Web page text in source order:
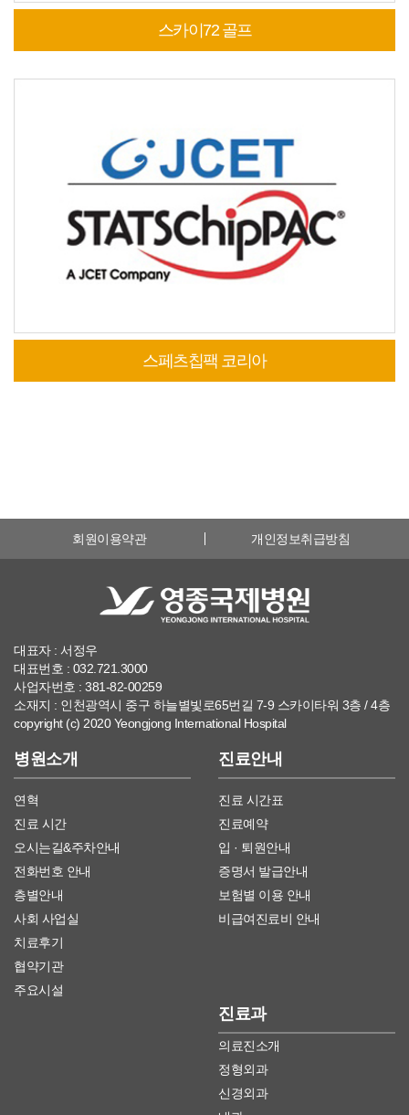
스카이72 골프
스페츠칩팩 코리아
회원이용약관 개인정보취급방침
대표자 : 서정우
대표번호 : 032.721.3000
사업자번호 : 381-82-00259
소재지 : 인천광역시 중구 하늘별빛로65번길 7-9 스카이타워 3층 / 4층
copyright (c) 2020 Yeongjong International Hospital
병원소개
연혁
진료 시간
오시는길&주차안내
전화번호 안내
층별안내
사회 사업실
치료후기
협약기관
주요시설
진료안내
진료 시간표
진료예약
입 · 퇴원안내
증명서 발급안내
보험별 이용 안내
비급여진료비 안내
진료과
의료진소개
정형외과
신경외과